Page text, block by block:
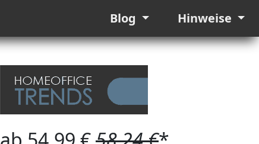
Blog Hinweise